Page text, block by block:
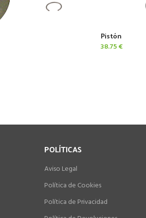
AÑADIR AL CARRITO
Pistón
38.75€
POLÍTICAS
Aviso Legal
Política de Cookies
Política de Privacidad